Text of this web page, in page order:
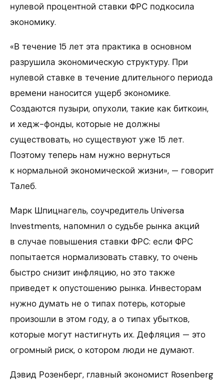
нулевой процентной ставки ФРС подкосила
экономику.
«В течение 15 лет эта практика в основном
разрушила экономическую структуру. При
нулевой ставке в течение длительного периода
времени наносится ущерб экономике.
Создаются пузыри, опухоли, такие как биткоин,
и хедж-фонды, которые не должны
существовать, но существуют уже 15 лет.
Поэтому теперь нам нужно вернуться
к нормальной экономической жизни», — говорит
Талеб.
Марк Шпицнагель, соучредитель Universa
Investments, напомнил о судьбе рынка акций
в случае повышения ставки ФРС: если ФРС
попытается нормализовать ставку, то очень
быстро снизит инфляцию, но это также
приведет к опустошению рынка. Инвесторам
нужно думать не о типах потерь, которые
произошли в этом году, а о типах убытков,
которые могут настигнуть их. Дефляция — это
огромный риск, о котором люди не думают.
Дэвид Розенберг, главный экономист Rosenberg